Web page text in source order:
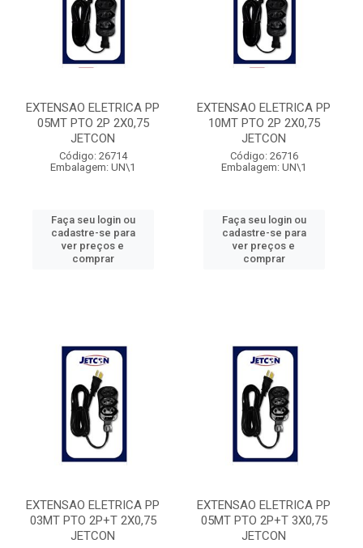
EXTENSAO ELETRICA PP
05MT PTO 2P 2X0,75
JETCON
Código: 26714
Embalagem: UN\1
Faça seu login ou
cadastre-se para
ver preços e
comprar
EXTENSAO ELETRICA PP
10MT PTO 2P 2X0,75
JETCON
Código: 26716
Embalagem: UN\1
Faça seu login ou
cadastre-se para
ver preços e
comprar
EXTENSAO ELETRICA PP
03MT PTO 2P+T 2X0,75
JETCON
EXTENSAO ELETRICA PP
05MT PTO 2P+T 3X0,75
JETCON